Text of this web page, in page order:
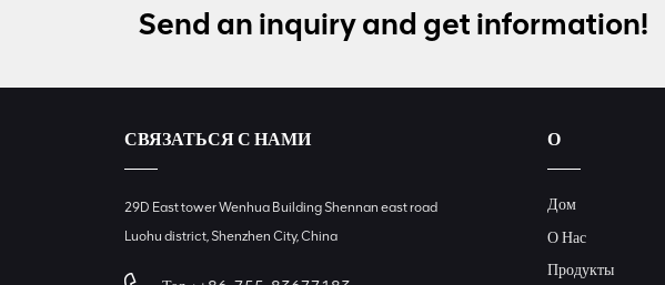
Send an inquiry and get information!
СВЯЗАТЬСЯ С НАМИ
29D East tower Wenhua Building Shennan east road
Luohu district, Shenzhen City, China
О
Дом
О Нас
Продукты